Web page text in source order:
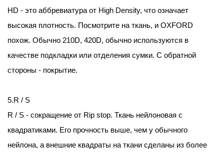
HD - это аббревиатура от High Density, что означает
высокая плотность. Посмотрите на ткань, и OXFORD
похож. Обычно 210D, 420D, обычно используются в
качестве подкладки или отделения сумки. С обратной
стороны - покрытие.
5.R / S
R / S - сокращение от Rip stop. Ткань нейлоновая с
квадратиками. Его прочность выше, чем у обычного
нейлона, а внешние квадраты на ткани сделаны из более